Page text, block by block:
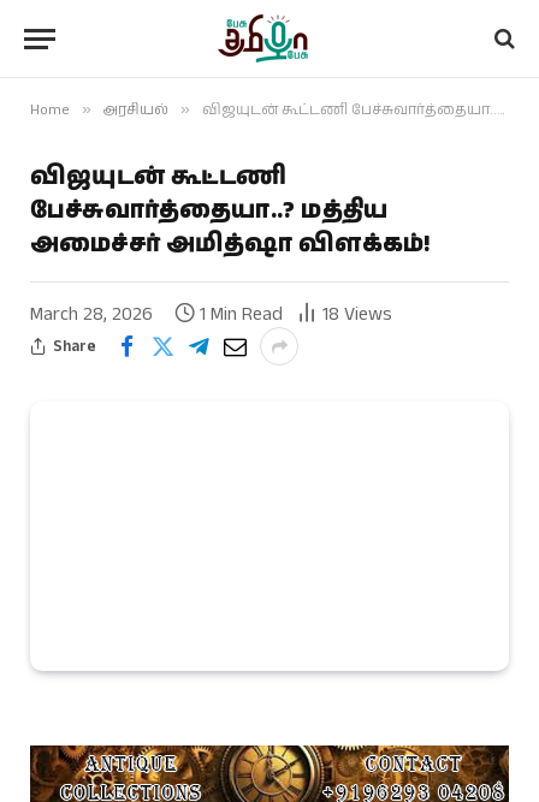
Home » அரசியல் » விஜயுடன் கூட்டணி பேச்சுவார்த்தையா..? மத்திய அமைச்சர் அமித்ஷா விளக்கம்!
விஜயுடன் கூட்டணி
பேச்சுவார்த்தையா..? மத்திய
அமைச்சர் அமித்ஷா விளக்கம்!
March 28, 2026 1 Min Read 18 Views
Share